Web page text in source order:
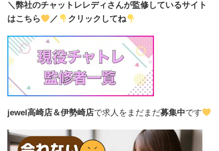
＼弊社のチャットレレディさんが監修しているサイト
はこちら
／ クリックしてね
jewel高崎店＆伊勢崎店で求人をまだまだ募集中です